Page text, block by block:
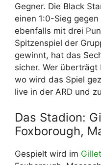
Gegner. Die Black
einen 1:0-Sieg
ebenfalls mit drei
Spitzenspiel der
gewinnt, hat das
sicher. Wer überträgt
wo wird das Spiel
live in der ARD und
Das Stadion:
Foxborough,
Gespielt wird im